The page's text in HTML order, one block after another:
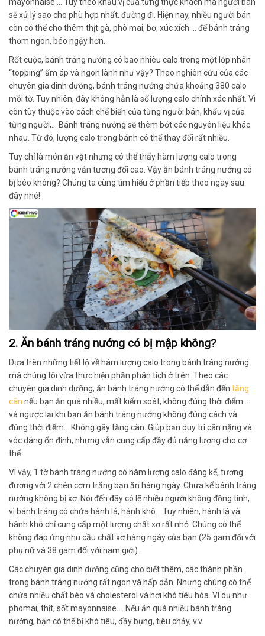
sẽ xử lý sao cho phù hợp nhất. đường đi. Hiện nay, nhiều người bán
còn có thể cho thêm thịt gà, phô mai, bơ, xúc xích … để bánh tráng
thơm ngon, béo ngậy hơn.
Rốt cuộc, bánh tráng nướng có bao nhiêu calo trong một lớp nhân
“topping” ấm áp và ngon lành như vậy? Theo nghiên cứu của các
chuyên gia dinh dưỡng, bánh tráng nướng chứa khoảng 380 calo
mỗi tờ. Tuy nhiên, đây không hẳn là số lượng calo chính xác nhất. Vì
còn tùy thuộc vào cách chế biến của từng người bán, khẩu vị của
từng người,… Bánh tráng nướng sẽ thêm bớt các nguyên liệu khác
nhau. Từ đó, lượng calo trong bánh có thể thay đổi rất nhiều.
Tuy chỉ là món ăn vặt nhưng có thể thấy hàm lượng calo trong
bánh tráng nướng vẫn tương đối cao. Vậy ăn bánh tráng nướng có
bị béo không? Chúng ta cùng tìm hiểu ở phần tiếp theo ngay sau
đây nhé!
2. Ăn bánh tráng nướng có bị mập không?
Dựa trên những tiết lộ về hàm lượng calo trong bánh tráng nướng
mà chúng tôi vừa thực hiện phần phân tích ở trên. Theo các
chuyên gia dinh dưỡng, ăn bánh tráng nướng có thể dẫn đến tăng
cân nếu bạn ăn quá nhiều, mất kiểm soát, không đúng thời điểm …
và ngược lại khi bạn ăn bánh tráng nướng không đúng cách và
đúng thời điểm. . Không gây tăng cân. Giúp bạn duy trì cân nặng và
vóc dáng ổn định, nhưng vẫn cung cấp đầy đủ năng lượng cho cơ
thể.
Vì vậy, 1 tờ bánh tráng nướng có hàm lượng calo đáng kể, tương
đương với 2 chén cơm trắng bạn ăn hàng ngày. Chưa kể bánh tráng
nướng không bị xơ. Nói đến đây có lẽ nhiều người không đồng tình,
vì bánh tráng có chứa hành lá, hành khô… Tuy nhiên, hành lá và
hành khô chỉ cung cấp một lượng chất xơ rất nhỏ. Chúng có thể
không đáp ứng nhu cầu chất xơ hàng ngày của bạn (25 gam đối với
phụ nữ và 38 gam đối với nam giới).
Các chuyên gia dinh dưỡng cũng cho biết thêm, các thành phần
trong bánh tráng nướng rất ngon và hấp dẫn. Nhưng chúng có thể
chứa nhiều chất béo và cholesterol và hơi khó tiêu hóa. Ví dụ như
phomai, thịt, sốt mayonnaise … Nếu ăn quá nhiều bánh tráng
nướng, bạn có thể bị khó tiêu, đầy bụng, tiêu chảy, v.v.